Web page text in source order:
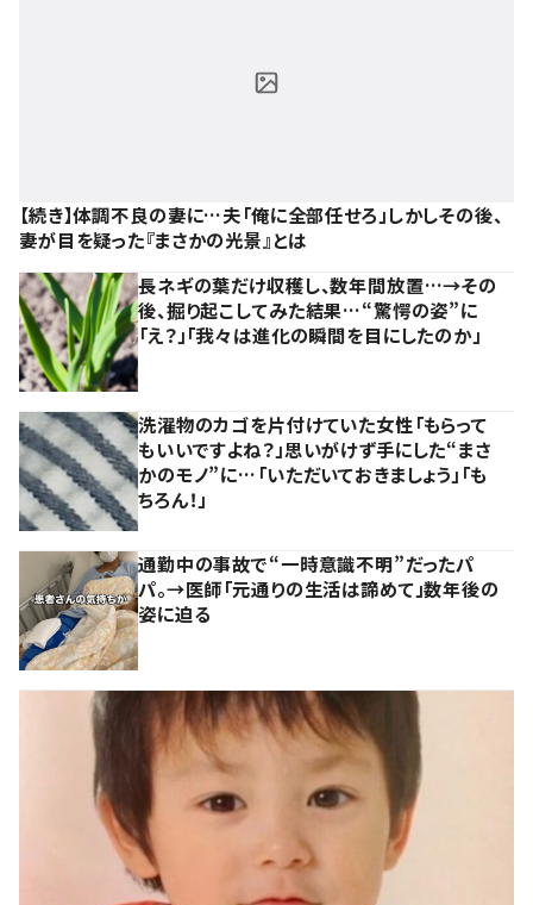
【続き】体調不良の妻に…夫「俺に全部任せろ」しかしその後、
妻が目を疑った『まさかの光景』とは
長ネギの葉だけ収穫し、数年間放置…→その
後、掘り起こしてみた結果…“驚愕の姿”に
「え？」「我々は進化の瞬間を目にしたのか」
洗濯物のカゴを片付けていた女性「もらって
もいいですよね？」思いがけず手にした“まさ
かのモノ”に…「いただいておきましょう」「も
ちろん！」
通勤中の事故で“一時意識不明”だったパ
パ。→医師「元通りの生活は諦めて」数年後の
姿に迫る